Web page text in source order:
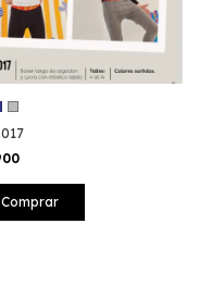
Comprar